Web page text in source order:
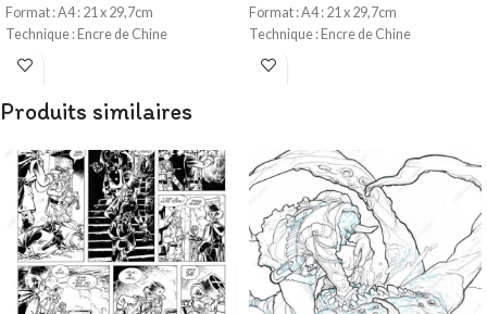
Format : A4 : 21 x 29,7cm
Technique : Encre de Chine
Papier : Canson 165 gr
Format : A4 : 21 x 29,7cm
Technique : Encre de Chine
Papier : Canson 165 gr
Produits similaires